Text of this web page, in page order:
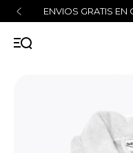
ENVIOS GRATIS